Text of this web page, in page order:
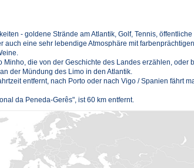
- goldene Strände am Atlantik, Golf, Tennis, öffentliche
auch eine sehr lebendige Atmosphäre mit
die von der Geschichte des Landes erzählen, oder
der Mündung des Limo in den Atlantik.
entfernt, nach Porto oder nach Vigo / Spanien fährt
da Peneda-Gerês", ist 60 km entfernt.